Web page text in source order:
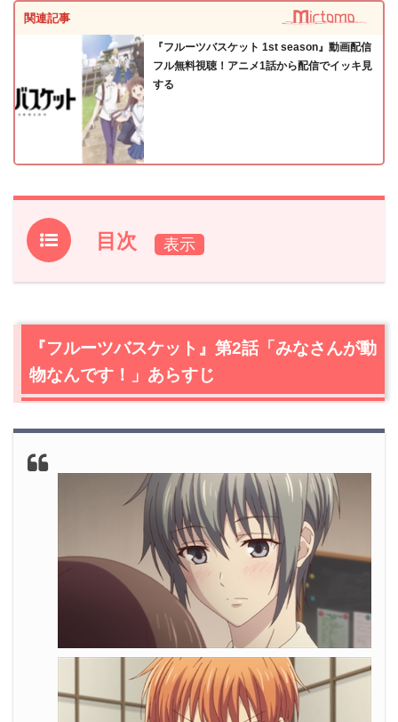
関連記事
『フルーツバスケット 1st season』動画配信
フル無料視聴！アニメ1話から配信でイッキ見
する
目次
1.『フルーツバスケット』第2話「みなさんが動物なんで
2.
【ネタバレ】『フルーツバスケット』第2話「みなさん
が動物なんです！」感想
2.1柔らかそうで可愛い動物たち
2.3ツンデレきょうくん
『フルーツバスケット』第2話「みなさんが動物なんで
『フルーツバスケット』第2話「みなさんが動
物なんです！」あらすじ